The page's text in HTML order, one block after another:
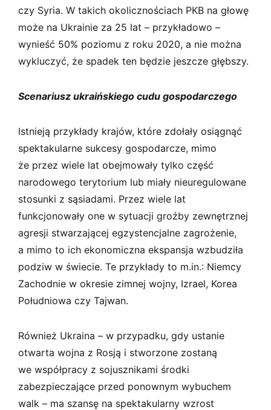
czy Syria. W takich okolicznościach PKB na głowę
może na Ukrainie za 25 lat – przykładowo –
wynieść 50% poziomu z roku 2020, a nie można
wykluczyć, że spadek ten będzie jeszcze głębszy.
Scenariusz ukraińskiego cudu gospodarczego
Istnieją przykłady krajów, które zdołały osiągnąć
spektakularne sukcesy gospodarcze, mimo
że przez wiele lat obejmowały tylko część
narodowego terytorium lub miały nieuregulowane
stosunki z sąsiadami. Przez wiele lat
funkcjonowały one w sytuacji groźby zewnętrznej
agresji stwarzającej egzystencjalne zagrożenie,
a mimo to ich ekonomiczna ekspansja wzbudziła
podziw w świecie. Te przykłady to m.in.: Niemcy
Zachodnie w okresie zimnej wojny, Izrael, Korea
Południowa czy Tajwan.
Również Ukraina – w przypadku, gdy ustanie
otwarta wojna z Rosją i stworzone zostaną
we współpracy z sojusznikami środki
zabezpieczające przed ponownym wybuchem
walk – ma szansę na spektakularny wzrost